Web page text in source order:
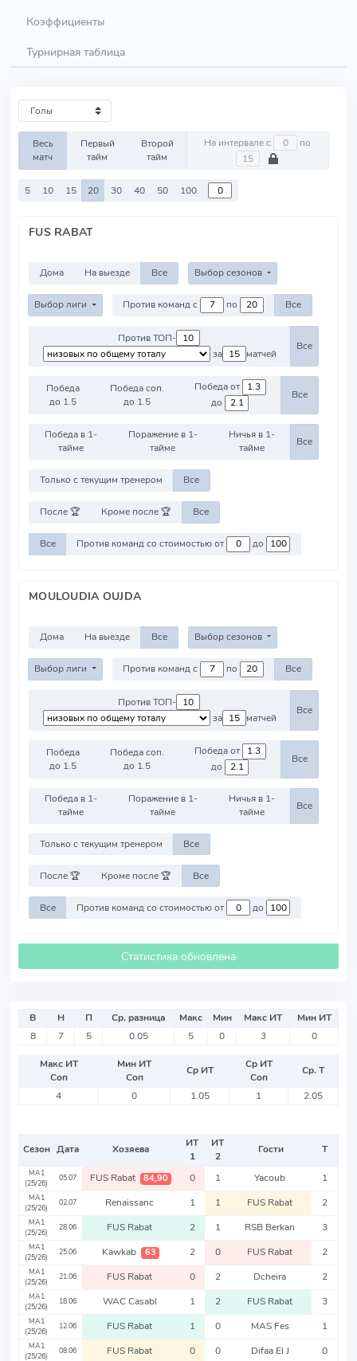
Коэффициенты
Турнирная таблица
Весь
матч
Первый
тайм
Второй
тайм
На интервале с по
5 10 15 20 30 40 50 100
FUS RABAT
Дома На выезде Все Выбор сезонов
Выбор лиги Против команд с по Все
Против ТОП-
за
матчей
Все
Победа
до 1.5
Победа соп.
до 1.5
Победа от
до
Все
Победа в 1-
тайме
Поражение в 1-
тайме
Ничья в 1-
тайме
Все
Только с текущим тренером Все
После 🏆 Кроме после 🏆 Все
Все Против команд со стоимостью от до
MOULOUDIA OUJDA
Дома На выезде Все Выбор сезонов
Выбор лиги Против команд с по Все
Против ТОП-
за
матчей
Все
Победа
до 1.5
Победа соп.
до 1.5
Победа от
до
Все
Победа в 1-
тайме
Поражение в 1-
тайме
Ничья в 1-
тайме
Все
Только с текущим тренером Все
После 🏆 Кроме после 🏆 Все
Все Против команд со стоимостью от до
Статистика обновлена
В Н П Ср. разница Макс Мин Макс ИТ
Мин ИТ
8
7 5 0.05 5 0 3 0
Макс ИТ
Соп
Мин ИТ
Соп
Ср ИТ
Ср ИТ
Соп
Ср. Т
4
0 1.05 1 2.05
Сезон Дата Хозяева
ИТ
1
ИТ
2
Гости Т
MA1
(25/26)
05.07 FUS Rabat 84,90 0 1 Yacoub 1
MA1
(25/26)
02.07 Renaissanc 1 1 FUS Rabat 2
MA1
(25/26)
28.06 FUS Rabat 2 1 RSB Berkan 3
MA1
(25/26)
25.06 Kawkab 63 2 0 FUS Rabat 2
MA1
(25/26)
21.06 FUS Rabat 0 2 Dcheira 2
MA1
(25/26)
18.06 WAC Casabl 1 2 FUS Rabat 3
MA1
(25/26)
12.06 FUS Rabat 1 0 MAS Fes 1
MA1
(25/26)
08.06 FUS Rabat 0 0 Difaa El J 0